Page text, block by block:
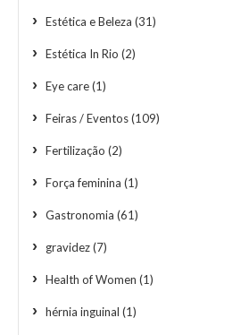
Estética e Beleza (31)
Estética In Rio (2)
Eye care(1)
Feiras / Eventos(109)
Fertilização (2)
Força feminina (1)
Gastronomia (61)
gravidez(7)
Health of Women (1)
hérnia inguinal (1)